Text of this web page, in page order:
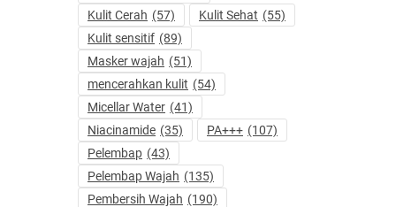
Kulit Cerah (57) Kulit Sehat (55)
Kulit sensitif (89)
Masker wajah (51)
mencerahkan kulit (54)
Micellar Water (41)
Niacinamide (35) PA+++ (107)
Pelembap (43)
Pelembap Wajah (135)
Pembersih Wajah (190)